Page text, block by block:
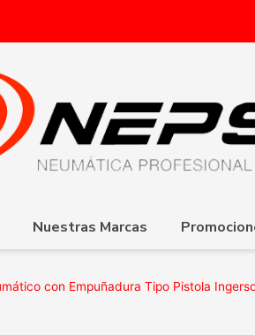
Nuestras Marcas
con Empuñadura Tipo Pistola